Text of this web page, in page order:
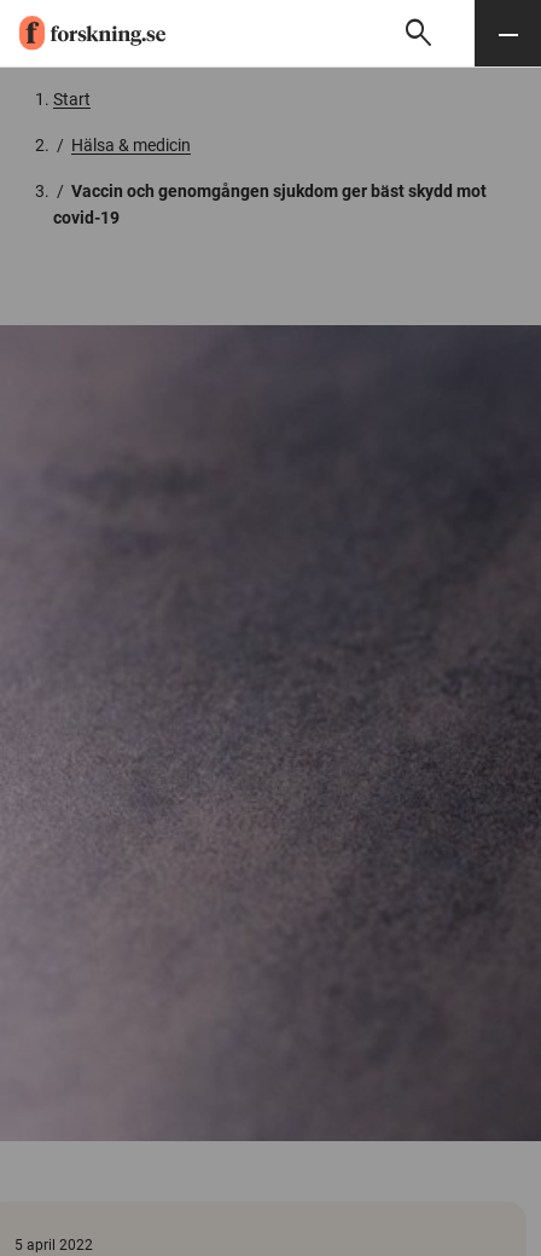
Söksearch Meny
Start
/ Hälsa & medicin
/ Vaccin och genomgången sjukdom ger bäst skydd mot
covid-19
5 april 2022